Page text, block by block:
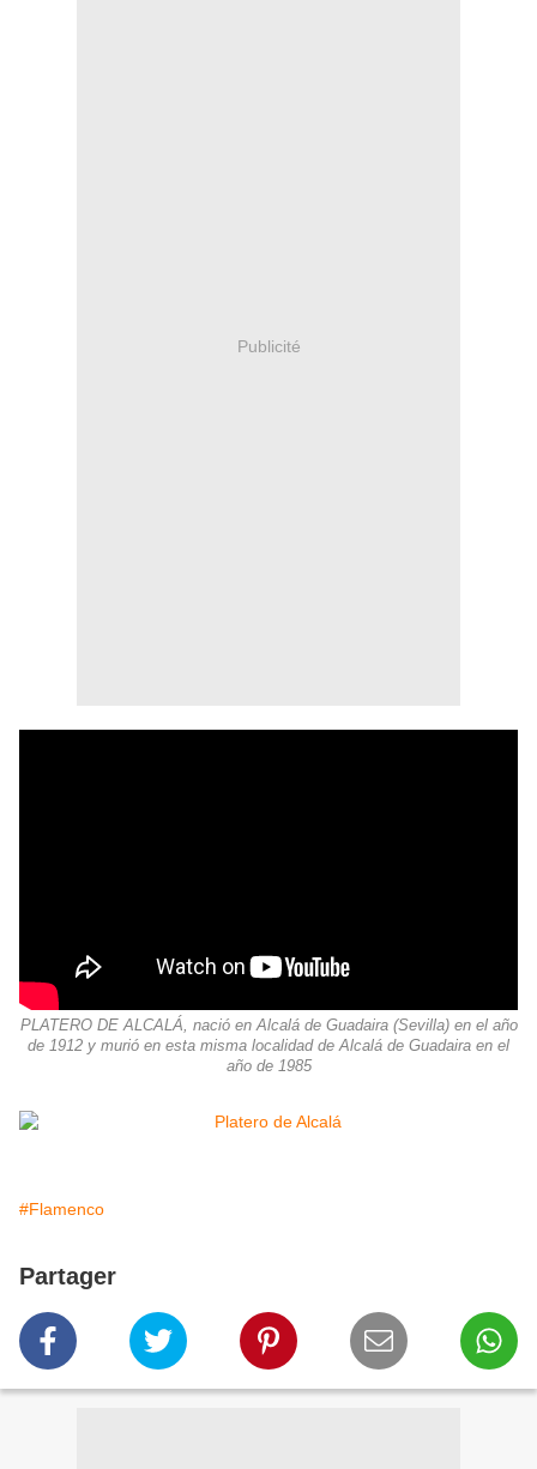
Publicité
PLATERO DE ALCALÁ, nació en Alcalá de Guadaira (Sevilla) en el año
de 1912 y murió en esta misma localidad de Alcalá de Guadaira en el
año de 1985
#Flamenco
Partager